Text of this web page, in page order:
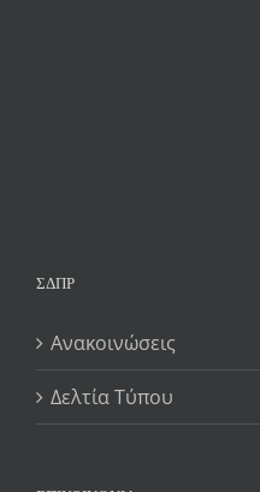
ΣΔΠΡ
Ανακοινώσεις
Δελτία Τύπου